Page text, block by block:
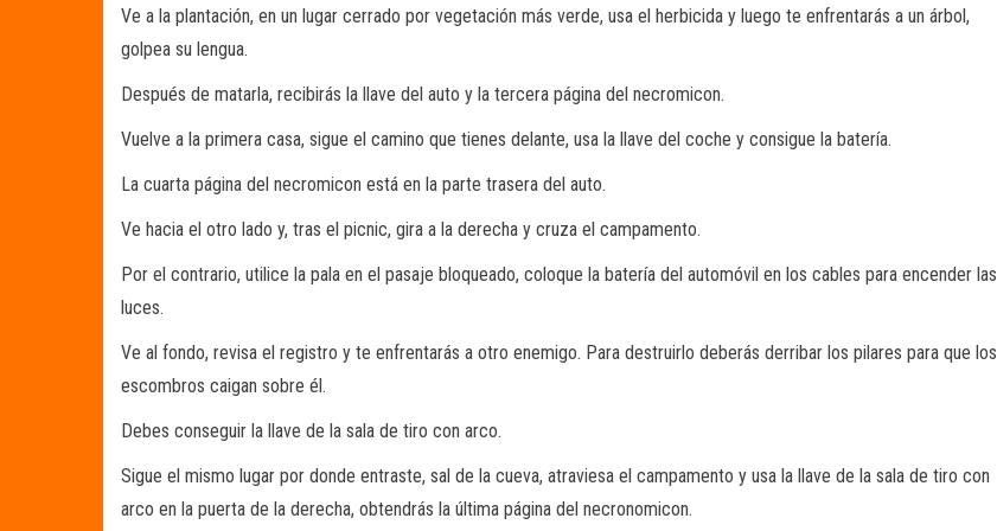
Ve a la plantación, en un lugar cerrado por vegetación más verde, usa el herbicida y luego te enfrentarás a un árbol,
golpea su lengua.
Después de matarla, recibirás la llave del auto y la tercera página del necromicon.
Vuelve a la primera casa, sigue el camino que tienes delante, usa la llave del coche y consigue la batería.
La cuarta página del necromicon está en la parte trasera del auto.
Ve hacia el otro lado y, tras el picnic, gira a la derecha y cruza el campamento.
Por el contrario, utilice la pala en el pasaje bloqueado, coloque la batería del automóvil en los cables para encender las
luces.
Ve al fondo, revisa el registro y te enfrentarás a otro enemigo. Para destruirlo deberás derribar los pilares para que los
escombros caigan sobre él.
Debes conseguir la llave de la sala de tiro con arco.
Sigue el mismo lugar por donde entraste, sal de la cueva, atraviesa el campamento y usa la llave de la sala de tiro con
arco en la puerta de la derecha, obtendrás la última página del necronomicon.